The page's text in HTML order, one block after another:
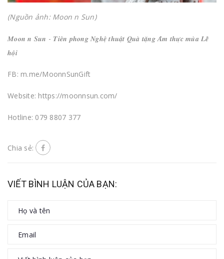
(Nguồn ảnh: Moon n Sun)
𝑴𝒐𝒐𝒏 𝒏 𝑺𝒖𝒏 - 𝑻𝒊𝒆̂𝒏 𝒑𝒉𝒐𝒏𝒈 𝑵𝒈𝒉𝒆̣̂ 𝒕𝒉𝒖𝒂̣̂𝒕 𝑸𝒖𝒂̀ 𝒕𝒂̣̆𝒏𝒈 𝑨̂̉𝒎 𝒕𝒉𝒖̛̣𝒄 𝒎𝒖̀𝒂 𝑳𝒆̂̃
𝒉𝒐̣̂𝒊
FB: m.me/MoonnSunGift
Website: https://moonnsun.com/
Hotline: 079 8807 377
Chia sẻ:
VIẾT BÌNH LUẬN CỦA BẠN: